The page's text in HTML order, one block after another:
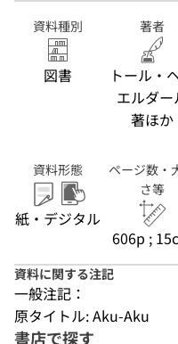
資料種別
図書
著者
トール・
エルダー
著ほか
資料形態
紙・デジタル
ページ数・
さ等
606p ;
資料に関する注記
一般注記：
原タイトル: Aku-Aku
書店で探す